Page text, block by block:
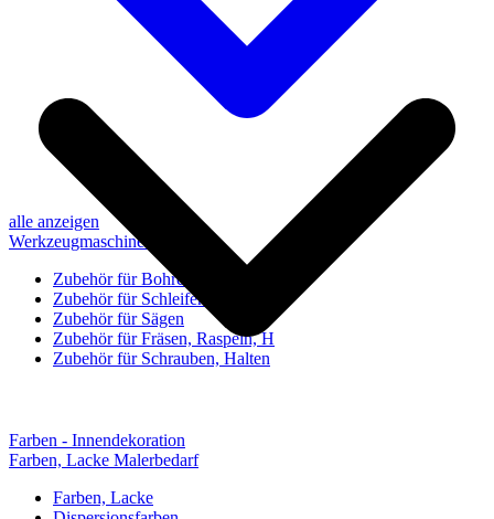
alle anzeigen
Werkzeugmaschinen-Zubehör
Zubehör für Bohren, Bohrhilfen
Zubehör für Schleifen, Poliere
Zubehör für Sägen
Zubehör für Fräsen, Raspeln, H
Zubehör für Schrauben, Halten
Farben - Innendekoration
Farben, Lacke Malerbedarf
Farben, Lacke